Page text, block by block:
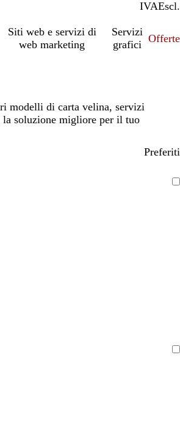
IVAIncl.
Escl.
Siti web e servizi di
web marketing
Servizi
grafici
Offerte
modelli di carta velina, servizi
la soluzione migliore per il tuo
Preferiti